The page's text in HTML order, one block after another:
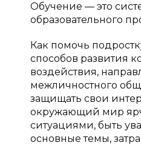
Обучение — это
образовательного
Как помочь
способов развития
воздействия,
межличностного
защищать свои
окружающий мир
ситуациями, быть
основные темы,